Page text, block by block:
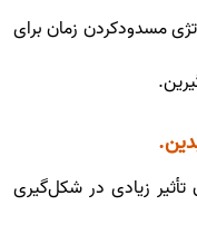
مسدودکردن زمان برای
زیادی در شکل‌گیری